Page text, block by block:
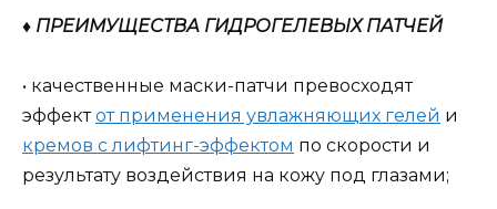
♦ ПРЕИМУЩЕСТВА ГИДРОГЕЛЕВЫХ ПАТЧЕЙ
• качественные маски-патчи превосходят
эффектот применения увлажняющих гелей и
кремов с лифтинг-эффектом по скорости и
результату воздействия на кожу под глазами;